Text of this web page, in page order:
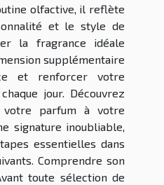
olfactive, il reflète
et le style de
la fragrance idéale
supplémentaire
et renforcer votre
jour. Découvrez
votre parfum à votre
signature inoubliable,
essentielles dans
Comprendre son
toute sélection de